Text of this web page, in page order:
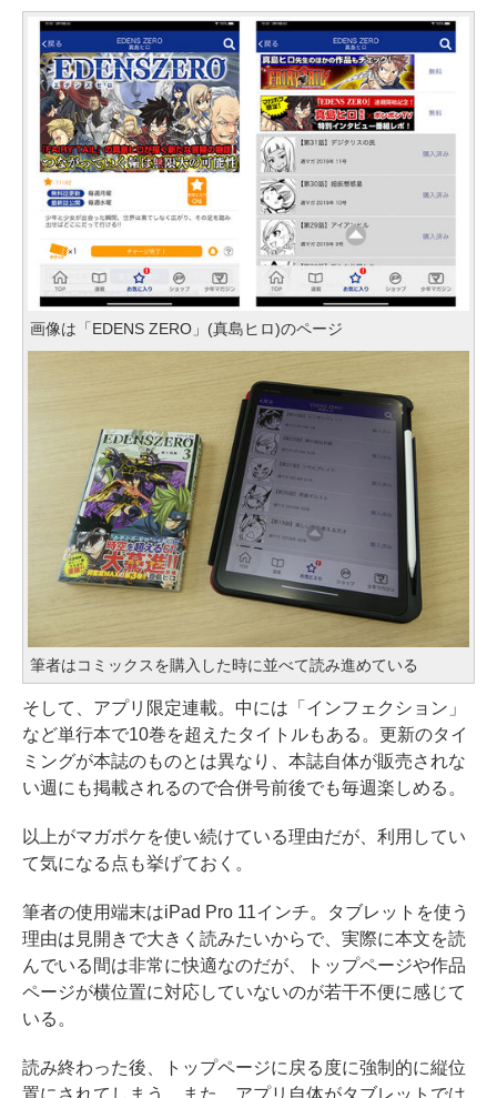
画像は「EDENS ZERO」(真島ヒロ)のページ
筆者はコミックスを購入した時に並べて読み進めている
そして、アプリ限定連載。中には「インフェクション」
など単行本で10巻を超えたタイトルもある。更新のタイ
ミングが本誌のものとは異なり、本誌自体が販売されな
い週にも掲載されるので合併号前後でも毎週楽しめる。
以上がマガポケを使い続けている理由だが、利用してい
て気になる点も挙げておく。
筆者の使用端末はiPad Pro 11インチ。タブレットを使う
理由は見開きで大きく読みたいからで、実際に本文を読
んでいる間は非常に快適なのだが、トップページや作品
ページが横位置に対応していないのが若干不便に感じて
いる。
読み終わった後、トップページに戻る度に強制的に縦位
置にされてしまう。また、アプリ自体がタブレットでは